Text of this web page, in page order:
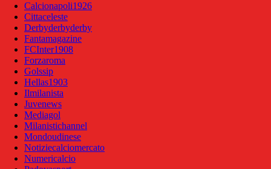
Calcionapoli1926
Cittaceleste
Derbyderbyderby
Fantamagazine
FCInter1908
Forzaroma
Golssip
Hellas1903
Ilmilanista
Juvenews
Mediagol
Milanistichannel
Mondoudinese
Notiziecalciomercato
Numericalcio